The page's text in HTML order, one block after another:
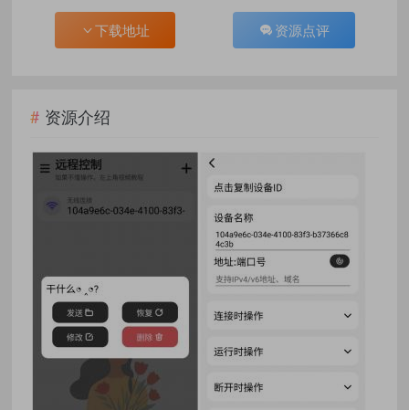
下载地址 资源点评
资源介绍